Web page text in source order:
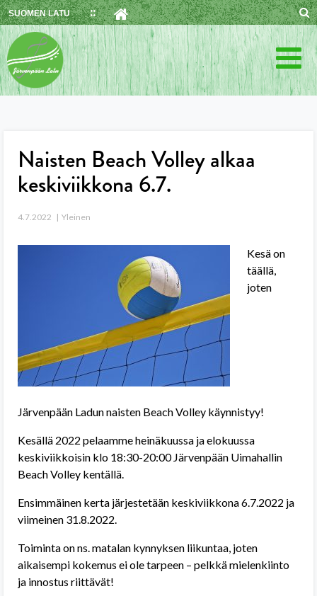
Skip
to
content
SUOMEN LATU
Naisten Beach Volley alkaa
keskiviikkona 6.7.
4.7.2022 Yleinen
Kesä on
täällä,
joten
Järvenpään Ladun naisten Beach Volley käynnistyy!
Kesällä 2022 pelaamme heinäkuussa ja elokuussa
keskiviikkoisin klo 18:30-20:00 Järvenpään Uimahallin
Beach Volley kentällä.
Ensimmäinen kerta järjestetään keskiviikkona 6.7.2022 ja
viimeinen 31.8.2022.
Toiminta on ns. matalan kynnyksen liikuntaa, joten
aikaisempi kokemus ei ole tarpeen – pelkkä mielenkiinto
ja innostus riittävät!